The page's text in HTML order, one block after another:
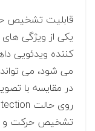
یکی از ویژگی
می شود، می
در مقایسه با
تشخیص حرکت و